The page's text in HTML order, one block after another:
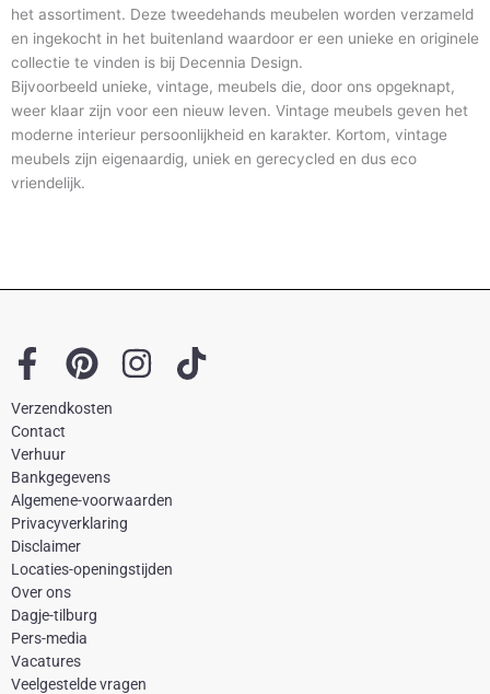
het assortiment. Deze tweedehands meubelen worden verzameld
en ingekocht in het buitenland waardoor er een unieke en originele
collectie te vinden is bij Decennia Design.
Bijvoorbeeld unieke, vintage, meubels die, door ons opgeknapt,
weer klaar zijn voor een nieuw leven. Vintage meubels geven het
moderne interieur persoonlijkheid en karakter. Kortom, vintage
meubels zijn eigenaardig, uniek en gerecycled en dus eco
vriendelijk.
F
a
c
e
b
o
o
k
-
f
P
i
n
e
r
e
s
t
I
a
r
a
T
Verzendkosten
Contact
Verhuur
Bankgegevens
Algemene-voorwaarden
Privacyverklaring
Disclaimer
Locaties-openingstijden
Over ons
Dagje-tilburg
Pers-media
Vacatures
Veelgestelde vragen